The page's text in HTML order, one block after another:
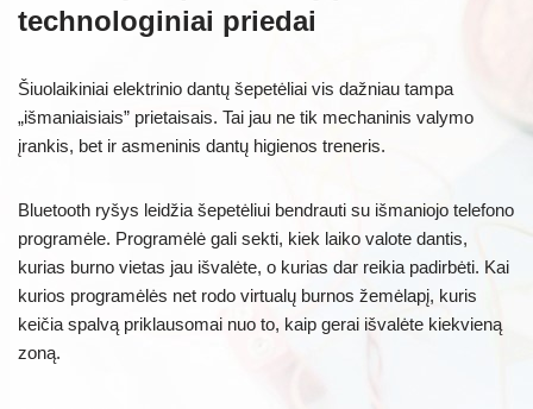
technologiniai priedai
Šiuolaikiniai elektrinio dantų šepetėliai vis dažniau tampa
„išmaniaisiais” prietaisais. Tai jau ne tik mechaninis valymo
įrankis, bet ir asmeninis dantų higienos treneris.
Bluetooth ryšys leidžia šepetėliui bendrauti su išmaniojo telefono
programėle. Programėlė gali sekti, kiek laiko valote dantis,
kurias burno vietas jau išvalėte, o kurias dar reikia padirbėti. Kai
kurios programėlės net rodo virtualų burnos žemėlapį, kuris
keičia spalvą priklausomai nuo to, kaip gerai išvalėte kiekvieną
zoną.